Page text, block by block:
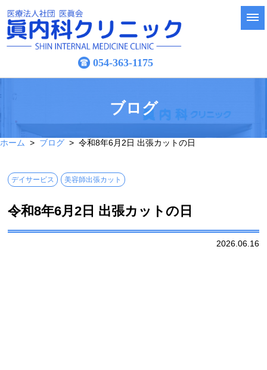
054-363-1175
ブログ
ホーム > ブログ > 令和8年6月2日 出張カットの日
デイサービス 美容師出張カット
令和8年6月2日 出張カットの日
2026.06.16